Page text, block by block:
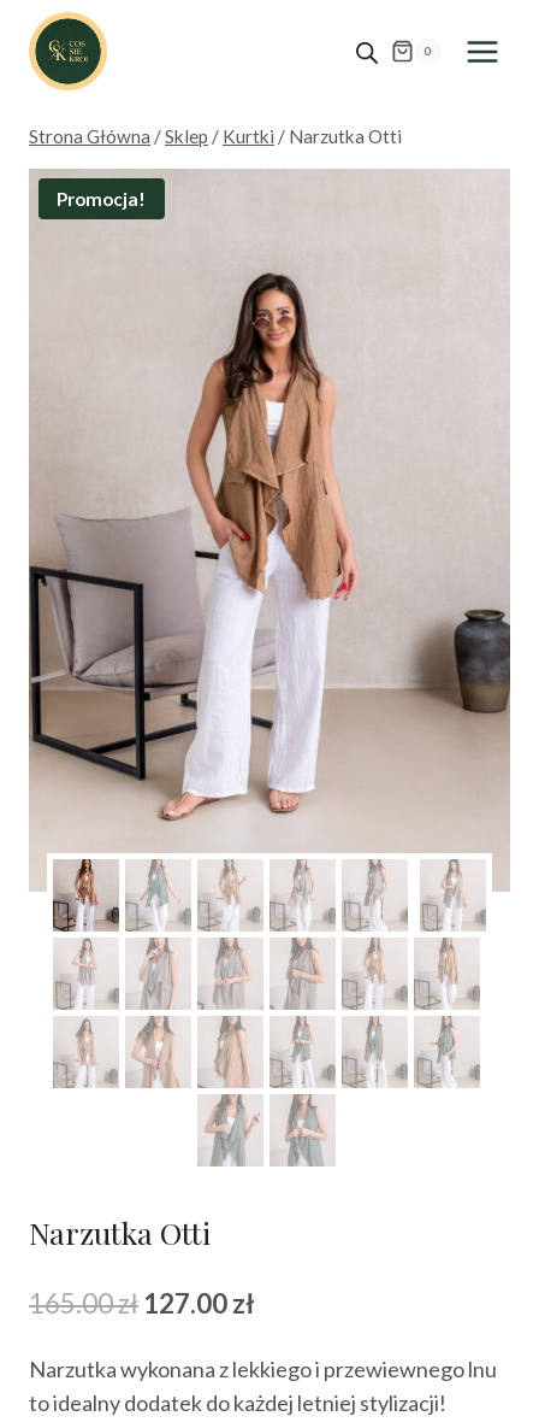
Przejdź
treści
0
Strona Główna /Sklep / Kurtki / Narzutka Otti
Promocja!
Narzutka Otti
165.00zł Pierwotna
wynosiła:
127.00zł
wynosi:
Narzutka wykonana z lekkiego i przewiewnego lnu
to idealny dodatek do każdej letniej stylizacji!